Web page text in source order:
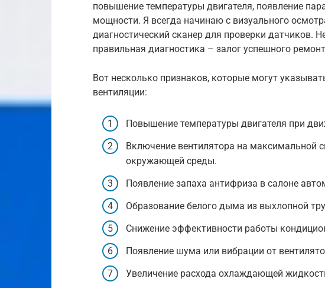
повышение температуры двигателя, появление
мощности. Я всегда начинаю с визуального
диагностический сканер для проверки датчиков.
правильная диагностика – залог успешного
Вот несколько признаков, которые могут
вентиляции:
Повышение температуры двигателя при
Включение вентилятора на максимальной
окружающей среды.
Появление запаха антифриза в салоне
Образование белого дыма из выхлопной
Снижение эффективности работы
Появление шума или вибрации от
Увеличение расхода охлаждающей